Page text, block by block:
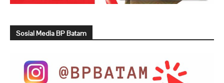
Sosial Media BP Batam